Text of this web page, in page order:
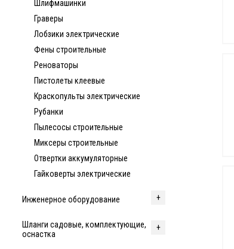
Шлифмашинки
Граверы
Лобзики электрические
Фены строительные
Реноваторы
Пистолеты клеевые
Краскопульты электрические
Рубанки
Пылесосы строительные
Миксеры строительные
Отвертки аккумуляторные
Гайковерты электрические
Инженерное оборудование
Шланги садовые, комплектующие,
оснастка